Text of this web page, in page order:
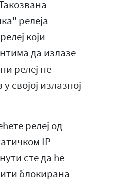
релеја
који
да излазе
релеј не
својој излазној
релеј од
IP
сте да ће
блокирана